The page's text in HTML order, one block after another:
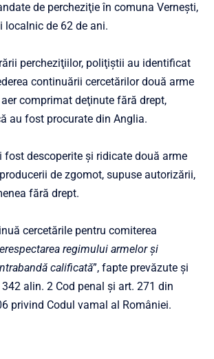
de percheziţie în comuna Verneşti,
localnic de 62 de ani.
percheziţiilor, poliţiştii au identificat
continuării cercetărilor două arme
comprimat deţinute fără drept,
au fost procurate din Anglia.
fost descoperite şi ridicate două arme
de zgomot, supuse autorizării,
fără drept.
cercetările pentru comiterea
regimului armelor și
calificată”, fapte prevăzute şi
alin. 2 Cod penal şi art. 271 din
privind Codul vamal al României.